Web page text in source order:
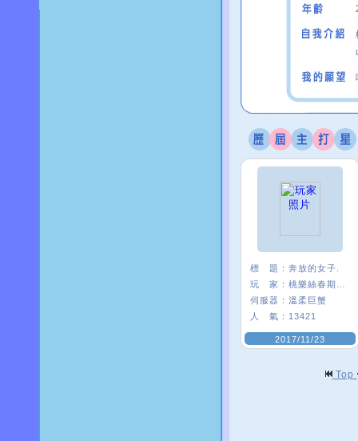
標 題： 奔放的女子.
玩 家：
伺服器： 溫柔巨蟹
人 氣： 13421
2017/11/23
Top